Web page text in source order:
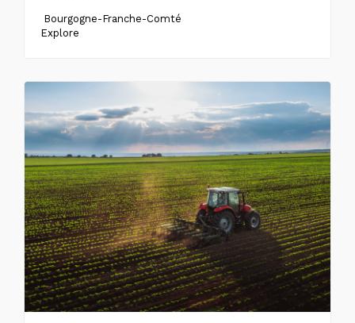
Bourgogne-Franche-Comté
Explore